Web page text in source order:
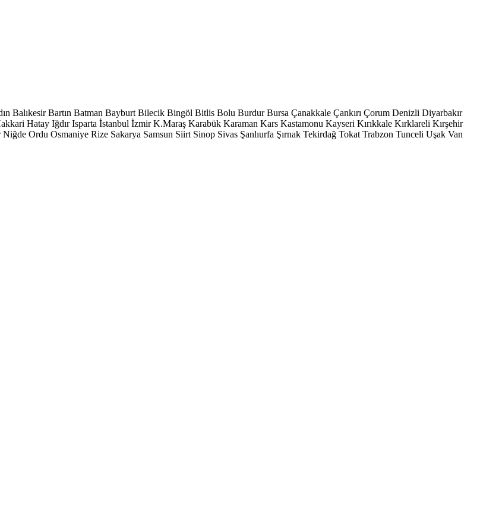
Balıkesir Bartın Batman Bayburt Bilecik Bingöl Bitlis Bolu Burdur Bursa Çanakkale Çankırı Çorum Denizli Diyarbakır
Hatay Iğdır Isparta İstanbul İzmir K.Maraş Karabük Karaman Kars Kastamonu Kayseri Kırıkkale Kırklareli Kırşehir
Niğde Ordu Osmaniye Rize Sakarya Samsun Siirt Sinop Sivas Şanlıurfa Şırnak Tekirdağ Tokat Trabzon Tunceli Uşak Van